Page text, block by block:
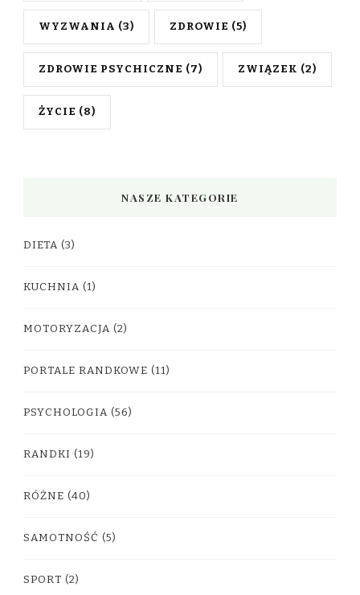
WYZWANIA (3) ZDROWIE (5)
ZDROWIE PSYCHICZNE (7) ZWIĄZEK (2)
ŻYCIE (8)
NASZE KATEGORIE
DIETA (3)
KUCHNIA (1)
MOTORYZACJA (2)
PORTALE RANDKOWE (11)
PSYCHOLOGIA (56)
RANDKI (19)
RÓŻNE (40)
SAMOTNOŚĆ (5)
SPORT (2)